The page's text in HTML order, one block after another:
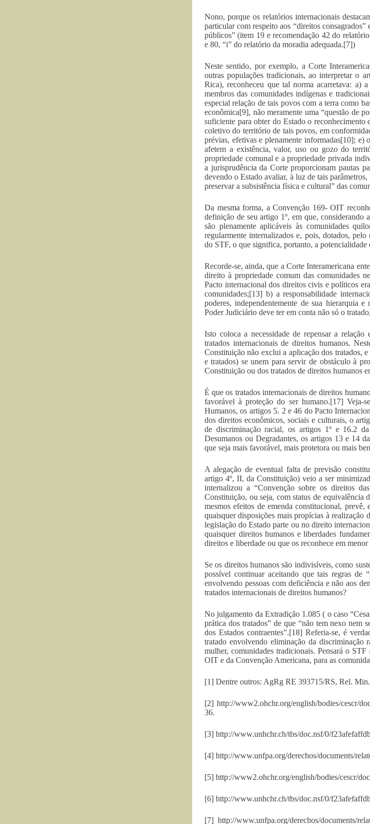
Nono, porque os relatórios internacionais
particular com respeito aos “direitos
públicos” (item 19 e recomendação 42 do
e 80, “i” do relatório da moradia adequada.[7])
Neste sentido, por exemplo, a Corte
outras populações tradicionais, ao interpretar o
Rica), reconheceu que tal norma acarretava: a)
membros das comunidades indígenas e
especial relação de tais povos com a terra como
econômica[9], não meramente uma “questão de
suficiente para obter do Estado o
coletivo do território de tais povos, em
prévias, efetivas e plenamente informadas[10]; e)
afetem a existência, valor, uso ou gozo do
propriedade comunal e a propriedade privada
a jurisprudência da Corte proporcionam pautas
devendo o Estado avaliar, à luz de tais
preservar a subsistência física e cultural” das
Da mesma forma, a Convenção 169- OIT
definição de seu artigo 1º, em que, considerando
são plenamente aplicáveis às comunidades
regularmente internalizados e, pois, dotados,
do STF, o que significa, portanto, a
Recorde-se, ainda, que a Corte Interamericana
direito à propriedade comum das comunidades
Pacto internacional dos direitos civis e políticos
comunidades;[13] b) a responsabilidade
poderes, independentemente de sua hierarquia
Poder Judiciário deve ter em conta não só o
Isto coloca a necessidade de repensar a
tratados internacionais de direitos humanos.
Constituição não exclui a aplicação dos tratados,
e tratados) se unem para servir de obstáculo à
Constituição ou dos tratados de direitos humanos
É que os tratados internacionais de direitos
favorável à proteção do ser humano.[17] Veja-
Humanos, os artigos 5. 2 e 46 do Pacto
dos direitos econômicos, sociais e culturais, o
de discriminação racial, os artigos 1º e 16.2
Desumanos ou Degradantes, os artigos 13 e 14
que seja mais favorável, mais protetora ou mais
A alegação de eventual falta de previsão
artigo 4º, II, da Constituição) veio a ser
internalizou a “Convenção sobre os direitos
Constituição, ou seja, com status de equivalência
mesmos efeitos de emenda constitucional,
quaisquer disposições mais propícias à realização
legislação do Estado parte ou no direito
quaisquer direitos humanos e liberdades
direitos e liberdade ou que os reconhece em menor
Se os direitos humanos são indivisíveis, como
possível continuar aceitando que tais regras de
envolvendo pessoas com deficiência e não aos
tratados internacionais de direitos humanos?
No julgamento da Extradição 1.085 ( o caso
prática dos tratados” de que “não tem nexo nem
dos Estados contraentes”.[18] Referia-se, é
tratado envolvendo eliminação da discriminação
mulher, comunidades tradicionais. Pensará o
OIT e da Convenção Americana, para as
[1] Dentre outros: AgRg RE 393715/RS, Rel.
[2] http://www2.ohchr.org/english/bodies/cescr/
36.
[3] http://www.unhchr.ch/tbs/doc.nsf/0/
[4] http://www.unfpa.org/derechos/documents/
[5] http://www2.ohchr.org/english/bodies/cescr/
[6] http://www.unhchr.ch/tbs/doc.nsf/0/
[7] http://www.unfpa.org/derechos/documents/